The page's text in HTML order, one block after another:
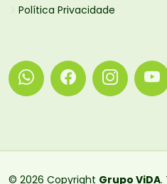
Política Privacidade
© 2026 Copyright Grupo ViDA.